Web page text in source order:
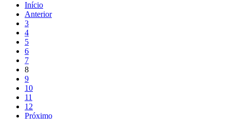
Início
Anterior
3
4
5
6
7
8
9
10
11
12
Próximo